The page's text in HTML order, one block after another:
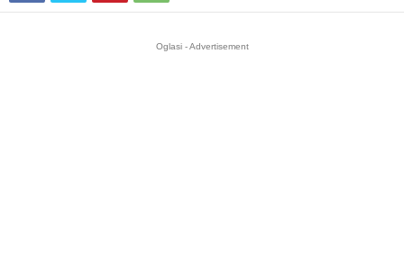
Oglasi - Advertisement